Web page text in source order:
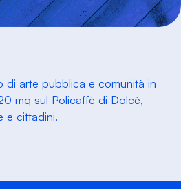
di arte pubblica e comunità in
mq sul Policaffè di Dolcè,
e cittadini.